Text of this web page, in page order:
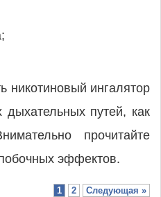
никотиновый ингалятор
дыхательных путей, как
прочитайте
эффектов.
1 2 Следующая »